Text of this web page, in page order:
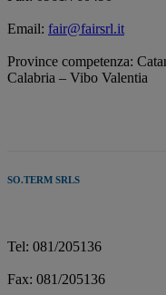
Email: fair@fairsrl.it
Province competenza:
Calabria – Vibo Valentia
SO.TERM SRLS
Tel: 081/205136
Fax: 081/205136